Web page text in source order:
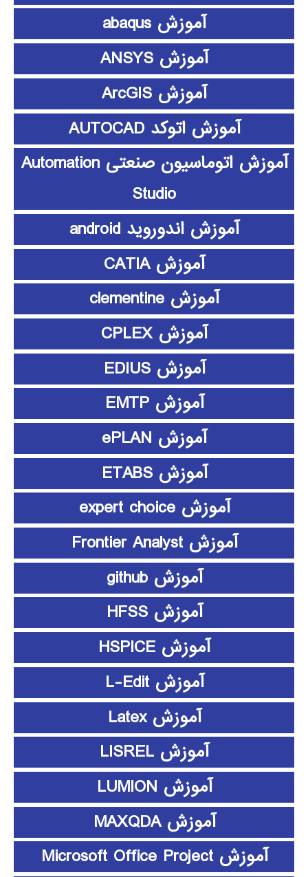
آموزش abaqus
آموزش ANSYS
آموزش ArcGIS
آموزش اتوکد AUTOCAD
آموزش اتوماسیون صنعتی Automation
Studio
آموزش اندوروید android
آموزش CATIA
آموزش clementine
آموزش CPLEX
آموزش EDIUS
آموزش EMTP
آموزش ePLAN
آموزش ETABS
آموزش expert choice
آموزش Frontier Analyst
آموزش github
آموزش HFSS
آموزش HSPICE
آموزش L-Edit
آموزش Latex
آموزش LISREL
آموزش LUMION
آموزش MAXQDA
آموزش Microsoft Office Project